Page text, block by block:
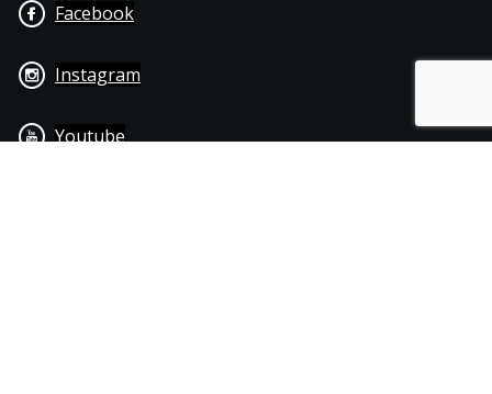
Facebook
Instagram
Youtube